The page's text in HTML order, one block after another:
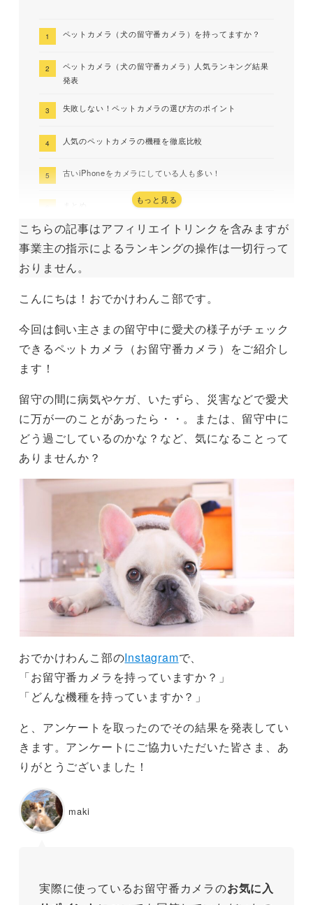
ペットカメラ（犬の留守番カメラ）を持ってますか？
ペットカメラ（犬の留守番カメラ）人気ランキング結果
発表
失敗しない！ペットカメラの選び方のポイント
人気のペットカメラの機種を徹底比較
古いiPhoneをカメラにしている人も多い！
もっと見る
こちらの記事はアフィリエイトリンクを含みますが
事業主の指示によるランキングの操作は一切行って
おりません。
こんにちは！おでかけわんこ部です。
今回は飼い主さまの留守中に愛犬の様子がチェック
できるペットカメラ（お留守番カメラ）をご紹介し
ます！
留守の間に病気やケガ、いたずら、災害などで愛犬
に万が一のことがあったら・・。または、留守中に
どう過ごしているのかな？など、気になることって
ありませんか？
おでかけわんこ部のInstagramで、
「お留守番カメラを持っていますか？」
「どんな機種を持っていますか？」
と、アンケートを取ったのでその結果を発表してい
きます。アンケートにご協力いただいた皆さま、あ
りがとうございました！
maki
実際に使っているお留守番カメラのお気に入